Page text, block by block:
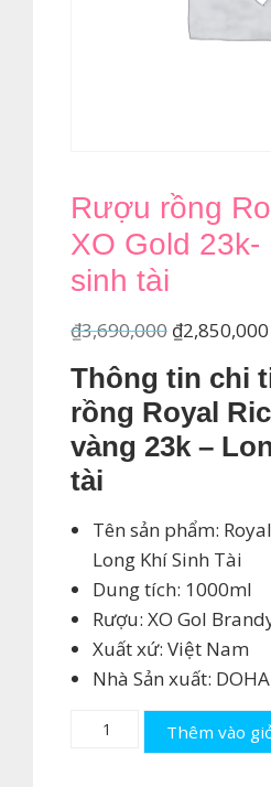
Rượu rồng
XO Gold
sinh tài
₫3,690,000 Giá
là:
₫3,690,000.
₫2,850,000
Thông tin chi
rồng Royal
vàng 23k –
tài
Tên sản phẩm:
Long Khí Sinh Tài
Dung tích: 1000ml
Rượu: XO Gol
Xuất xứ: Việt Nam
Nhà Sản xuất: DOHA
Rượu
Thêm vào